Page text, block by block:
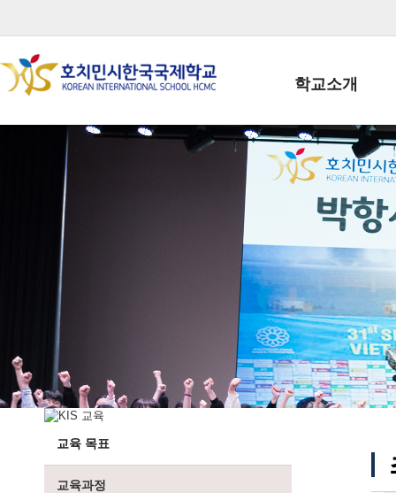
학교소개
학교장인사말
학생회장인사말
학교상징
학교 CI
교직원현황
학생현황
위치/전화
전경사진
교육 목표
교육과정